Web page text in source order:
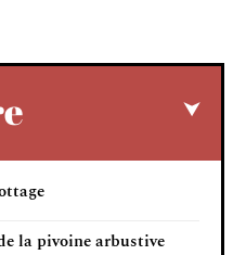
la pivoine arbustive